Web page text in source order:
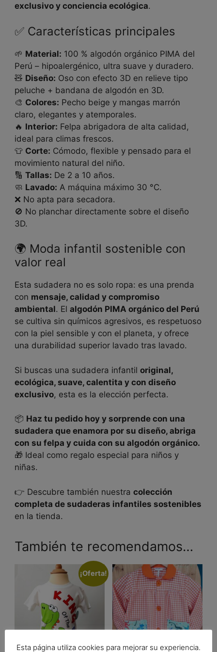
exclusivo y conciencia ecológica.
✅ Características principales
🌱 Material: 100 % algodón orgánico PIMA del
Perú – hipoalergénico, ultra suave y duradero.
🧸 Diseño: Oso con efecto 3D en relieve tipo
peluche + bandana de algodón en 3D.
🎨 Colores: Pecho beige y mangas marrón
claro, elegantes y atemporales.
🔥 Interior: Felpa abrigadora de alta calidad,
ideal para climas frescos.
👕 Corte: Cómodo, flexible y pensado para el
movimiento natural del niño.
🔢 Tallas: De 2 a 10 años.
🧼 Lavado: A máquina máximo 30 °C.
❌ No apta para secadora.
🚫 No planchar directamente sobre el diseño
3D.
🌍 Moda infantil sostenible con
valor real
Esta sudadera no es solo ropa: es una prenda
con mensaje, calidad y compromiso
ambiental. El algodón PIMA orgánico del Perú
se cultiva sin químicos agresivos, es respetuoso
con la piel sensible y con el planeta, y ofrece
una durabilidad superior lavado tras lavado.
Si buscas una sudadera infantil original,
ecológica, suave, calentita y con diseño
exclusivo, esta es la elección perfecta.
📦 Haz tu pedido hoy y sorprende con una
sudadera que enamora por su diseño, abriga
con su felpa y cuida con su algodón orgánico.
🎁 Ideal como regalo especial para niños y
niñas.
👉 Descubre también nuestra colección
completa de sudaderas infantiles sostenibles
en la tienda.
También te recomendamos…
¡Oferta!
Esta página utiliza cookies para mejorar su experiencia.